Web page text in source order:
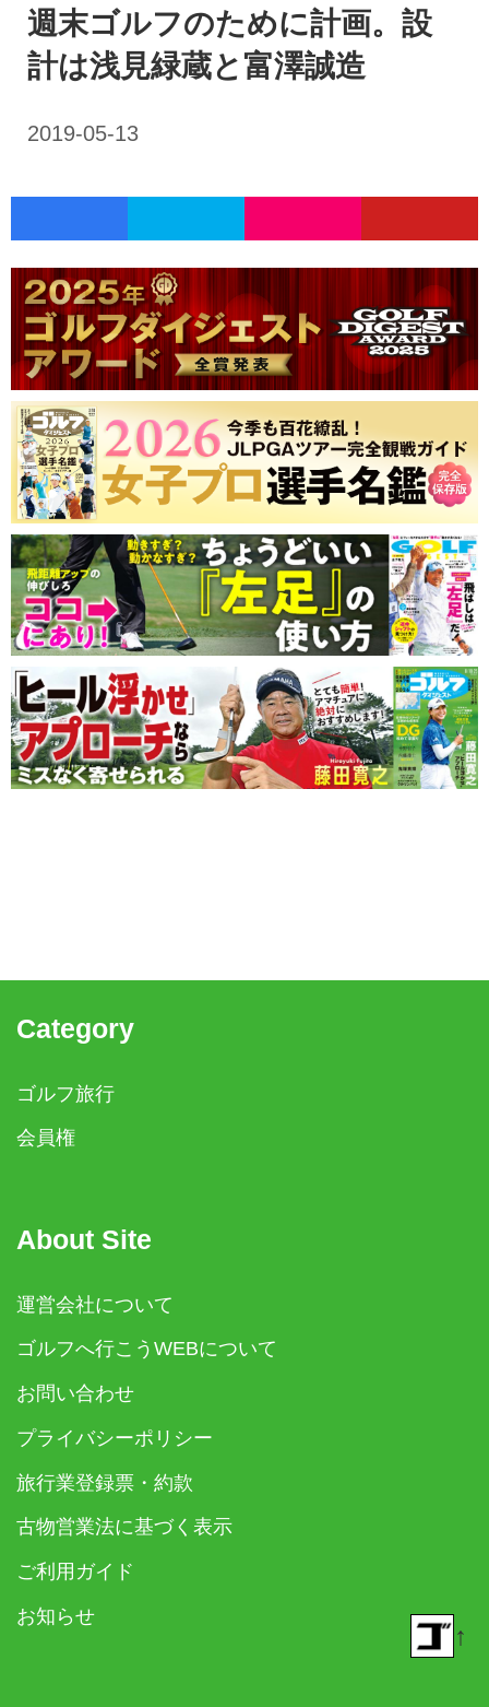
週末ゴルフのために計画。設
計は浅見緑蔵と富澤誠造
Category
ゴルフ旅行
会員権
About Site
運営会社について
ゴルフへ行こうWEBについて
お問い合わせ
プライバシーポリシー
旅行業登録票・約款
古物営業法に基づく表示
ご利用ガイド
お知らせ
↑